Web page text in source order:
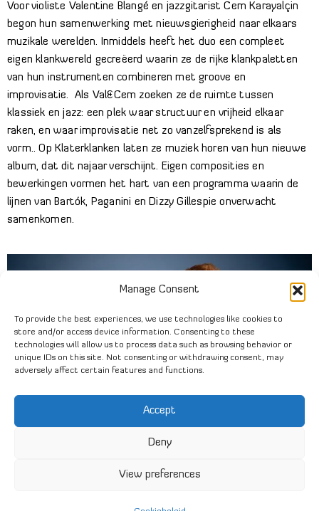
Manage Consent
To provide the best experiences, we use technologies like cookies to
store and/or access device information. Consenting to these
technologies will allow us to process data such as browsing behavior or
unique IDs on this site. Not consenting or withdrawing consent, may
adversely affect certain features and functions.
Accept
Deny
View preferences
Voor violiste Valentine Blangé en jazzgitarist Cem Karayalçin
begon hun samenwerking met nieuwsgierigheid naar elkaars
muzikale werelden. Inmiddels heeft het duo een compleet
eigen klankwereld gecreëerd waarin ze de rijke klankpaletten
van hun instrumenten combineren met groove en
improvisatie. Als Val&Cem zoeken ze de ruimte tussen
klassiek en jazz: een plek waar structuur en vrijheid elkaar
raken, en waar improvisatie net zo vanzelfsprekend is als
vorm.. Op Klaterklanken laten ze muziek horen van hun nieuwe
album, dat dit najaar verschijnt. Eigen composities en
bewerkingen vormen het hart van een programma waarin de
lijnen van Bartók, Paganini en Dizzy Gillespie onverwacht
samenkomen.